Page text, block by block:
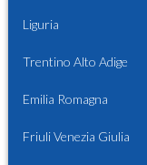
Liguria
Trentino Alto Adige
Emilia Romagna
Friuli Venezia Giulia